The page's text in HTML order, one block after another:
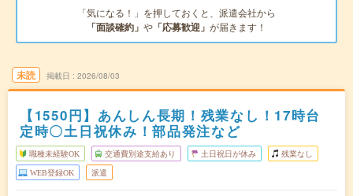
「気になる！」を押しておくと、派遣会社から
「面談確約」 や 「応募歓迎」 が届きます！
未読 掲載日 2026/08/03
【1550円】あんしん長期！残業なし！17時台
定時〇土日祝休み！部品発注など
職種未経験OK 交通費別途支給あり 土日祝日が休み 残業なし
WEB登録OK 派遣